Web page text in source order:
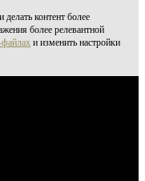
контент более
более релевантной
и изменить настройки